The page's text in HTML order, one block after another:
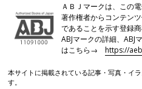
ＡＢＪマークは、この
著作権者からコンテン
であることを示す登録
ABJマークの詳細、ABJ
はこちら→https://
本サイトに掲載されている記事・写真・イ
す。